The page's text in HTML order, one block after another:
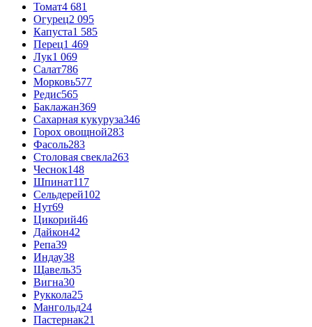
Томат4 681
Огурец2 095
Капуста1 585
Перец1 469
Лук1 069
Салат786
Морковь577
Редис565
Баклажан369
Сахарная кукуруза346
Горох овощной283
Фасоль283
Столовая свекла263
Чеснок148
Шпинат117
Сельдерей102
Нут69
Цикорий46
Дайкон42
Репа39
Индау38
Щавель35
Вигна30
Руккола25
Мангольд24
Пастернак21